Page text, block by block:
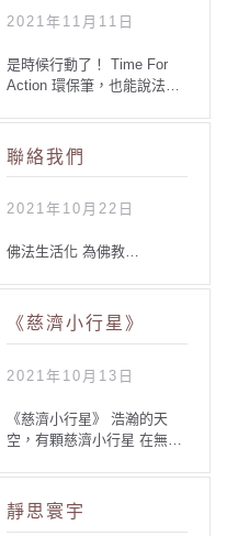
2021年11月11日
是時候行動了！ Time For
Action 環保筆，也能說法…
聯絡我們
2021年10月22日
佛法生活化 為佛教…
《慈濟小行星》
2021年10月13日
《慈濟小行星》 浩瀚的天
空，有顆慈濟小行星 在無…
靜思寰宇